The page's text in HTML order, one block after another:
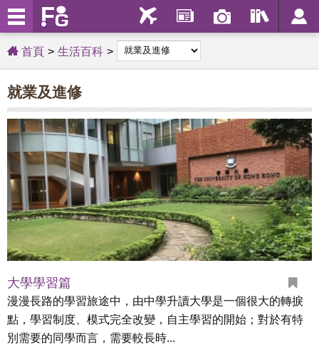
首頁 生活百科
就業及進修
大學學習篇
漫漫長路的學習旅途中，由中學升讀大學是一個很大的轉捩
點，學習制度、模式完全改變，自主學習的開始；對於有特
別需要的同學而言，需要較長時...